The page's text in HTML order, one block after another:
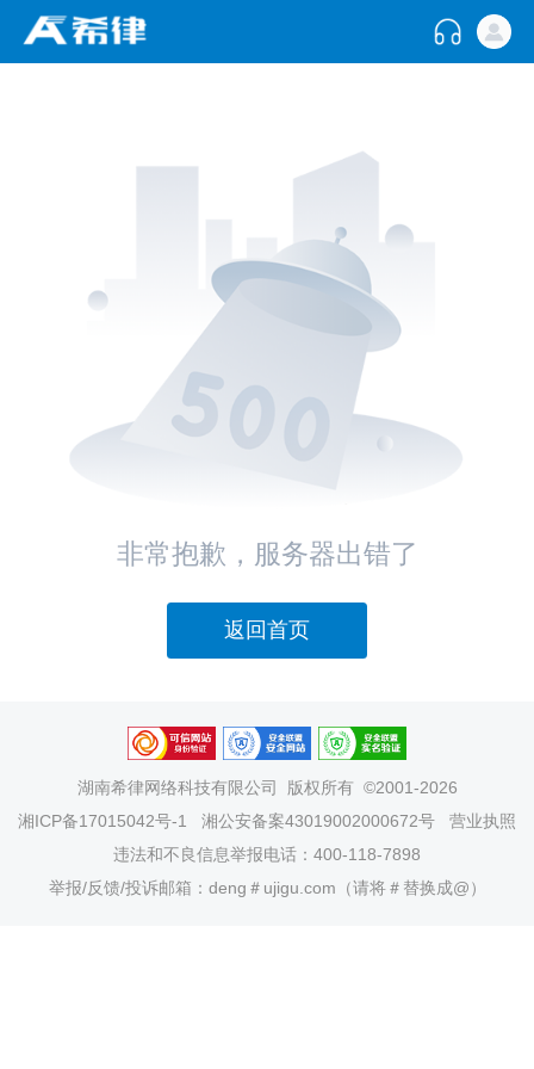
非常抱歉，服务器出错了
返回首页
湖南希律网络科技有限公司
版权所有 ©2001-2026
湘ICP备17015042号-1
湘公安备案43019002000672号
营业执照
违法和不良信息举报电话：400-118-7898
举报/反馈/投诉邮箱：deng＃ujigu.com（请将＃替换成@）